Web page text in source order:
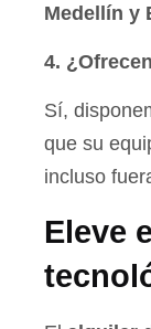
Medellín y
4.
Sí,
que su
incluso
Eleve